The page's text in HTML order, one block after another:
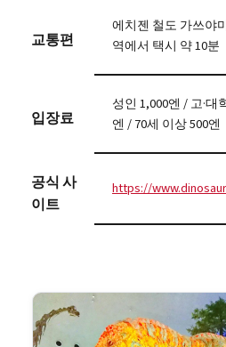
교통편
에치젠 철도 가쓰야
역에서 택시 약 10분
입장료
성인 1,000엔 / 고·대
엔 / 70세 이상 500엔
공식 사
이트
https://